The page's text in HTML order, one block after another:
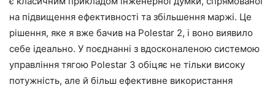
на підвищення ефективності та збільшення маржі. Це
рішення, яке я вже бачив на Polestar 2, і воно виявило
себе ідеально. У поєднанні з вдосконаленою системою
управління тягою Polestar 3 обіцяє не тільки високу
потужність, але й більш ефективне використання